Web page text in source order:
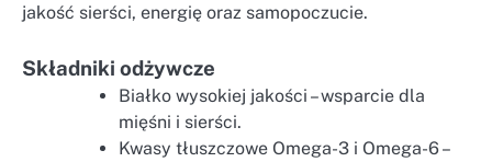
jakość sierści, energię oraz samopoczucie.
Składniki odżywcze
Białko wysokiej jakości – wsparcie dla
mięśni i sierści.
Kwasy tłuszczowe Omega-3 i Omega-6 –